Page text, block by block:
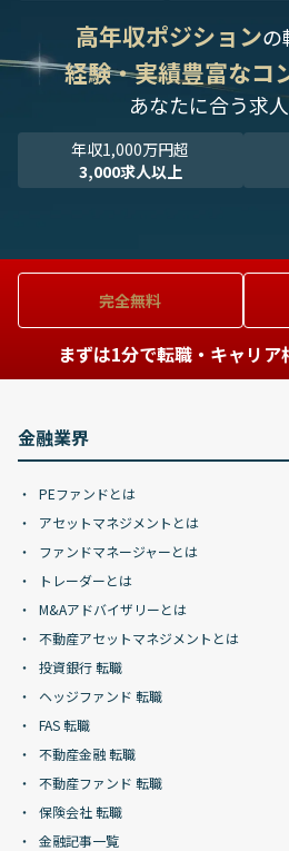
高年収ポジションの
経験・実績豊富なコ
あなたに合う求
年収1,000万円超
3,000求人以上
完全無料
まずは1分で転職・キャリ
金融業界
PEファンドとは
アセットマネジメントとは
ファンドマネージャーとは
トレーダーとは
M&Aアドバイザリーとは
不動産アセットマネジメントとは
投資銀行 転職
ヘッジファンド 転職
FAS 転職
不動産金融 転職
不動産ファンド 転職
保険会社 転職
金融記事一覧